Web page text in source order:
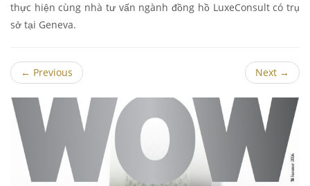
thực hiện cùng nhà tư vấn ngành đồng hồ LuxeConsult có trụ
sở tại Geneva.
← Previous Next →